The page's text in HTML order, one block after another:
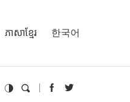
ភាសាខ្មែរ 한국어